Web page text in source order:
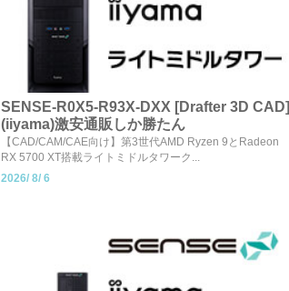
SENSE-R0X5-R93X-DXX [Drafter 3D CAD]
(iiyama)激安通販しか勝たん
【CAD/CAM/CAE向け】第3世代AMD Ryzen 9とRadeon
RX 5700 XT搭載ライトミドルタワーク...
2026/ 8/ 6